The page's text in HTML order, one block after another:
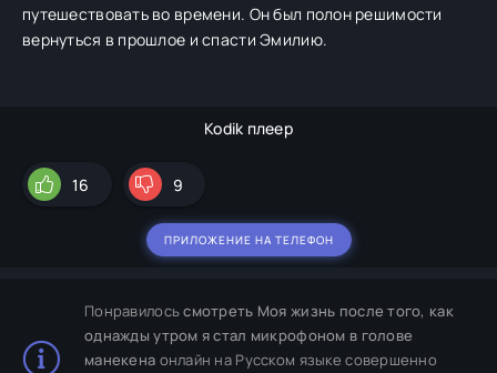
путешествовать во времени. Он был полон решимости
вернуться в прошлое и спасти Эмилию.
Kodik плеер
16 9
ПРИЛОЖЕНИЕ НА ТЕЛЕФОН
Понравилосьсмотреть Моя жизнь после того, как
однажды утром я стал микрофоном в голове
манекена онлайн на Русском языке совершенно